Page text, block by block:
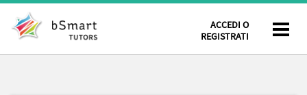
ACCEDI O
REGISTRATI